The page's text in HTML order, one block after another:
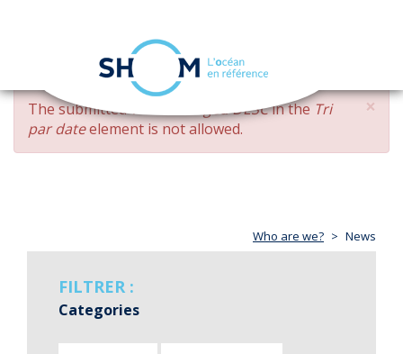
Skip
main
content
navigation
×
ERROR
MESSAGE
The submitted value changed DESCin the Tri
par dateelement is not allowed.
Who are we? News
FILTRER :
Categories